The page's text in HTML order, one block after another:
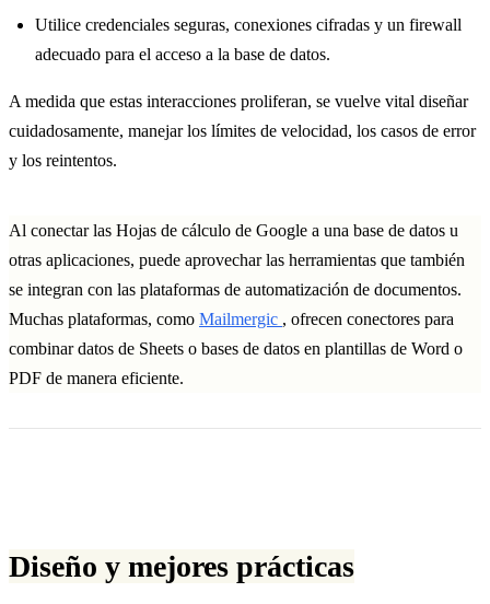
Utilice credenciales seguras, conexiones cifradas y un firewall
adecuado para el acceso a la base de datos.
A medida que estas interacciones proliferan, se vuelve vital diseñar
cuidadosamente, manejar los límites de velocidad, los casos de error
y los reintentos.
Al conectar las Hojas de cálculo de Google a una base de datos u
otras aplicaciones, puede aprovechar las herramientas que también
se integran con las plataformas de automatización de documentos.
Muchas plataformas, como Mailmergic , ofrecen conectores para
combinar datos de Sheets o bases de datos en plantillas de Word o
PDF de manera eficiente.
Diseño y mejores prácticas